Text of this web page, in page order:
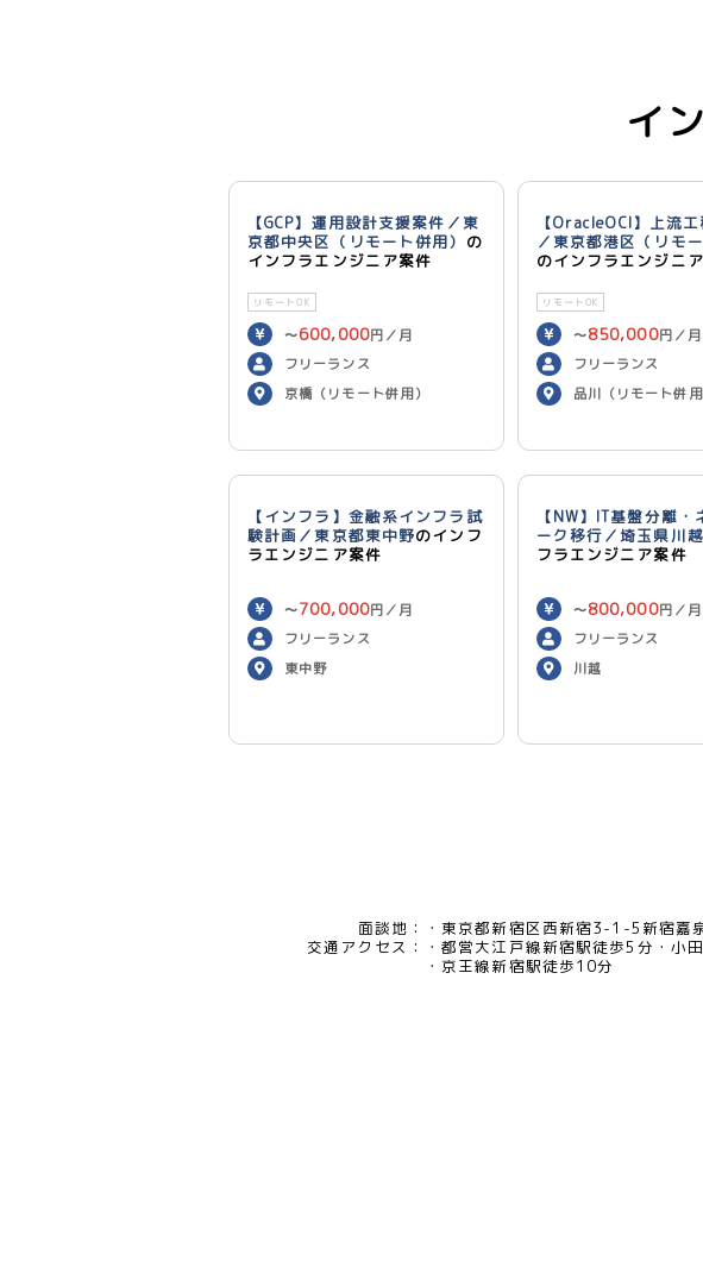
イ
【GCP】運用設計支援案件／東
京都中央区（リモート併用） の
インフラエンジニア案件
リモートOK
〜600,000円／月
フリーランス
京橋（リモート併用）
【OracleOCI】上流
／東京都港区（リモー
のインフラエンジニ
リモートOK
〜850,000円／月
フリーランス
品川（リモート併用
【インフラ】金融系インフラ試
験計画／東京都東中野のインフ
ラエンジニア案件
〜700,000円／月
フリーランス
東中野
【NW】IT基盤分離・
ーク移行／埼玉県川
フラエンジニア案件
〜800,000円／月
フリーランス
川越
面談地：
東京都新宿区西新宿3-1-5新宿嘉
交通アクセス：
都営大江戸線新宿駅徒歩5分 小
京王線新宿駅徒歩10分